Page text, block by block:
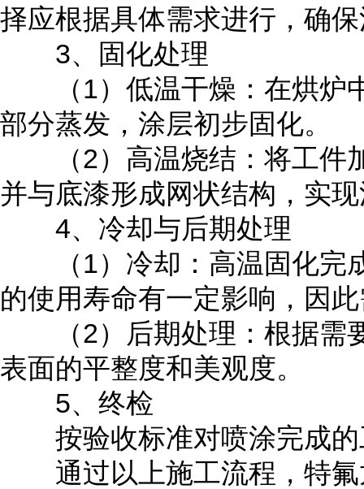
择应根据具体需求进行，确
3、固化处理
（1）低温干燥：在烘炉中
部分蒸发，涂层初步固化。
（2）高温烧结：将工件加
并与底漆形成网状结构，实
4、冷却与后期处理
（1）冷却：高温固化完成
的使用寿命有一定影响，因
（2）后期处理：根据需要
表面的平整度和美观度。
5、终检
按验收标准对喷涂完成的
通过以上施工流程，特氟